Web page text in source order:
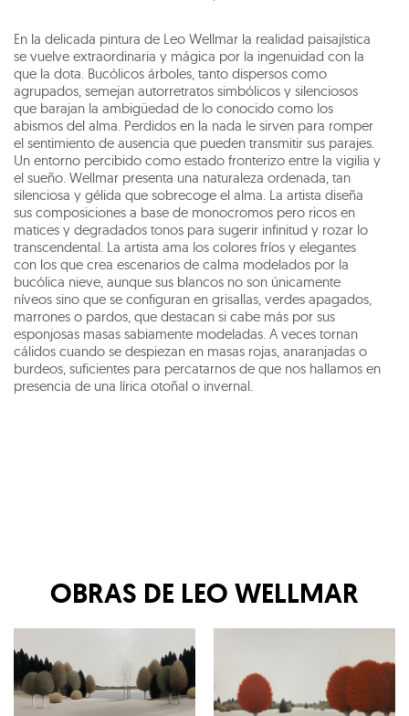
En la delicada pintura de Leo Wellmar la realidad paisajística
se vuelve extraordinaria y mágica por la ingenuidad con la
que la dota. Bucólicos árboles, tanto dispersos como
agrupados, semejan autorretratos simbólicos y silenciosos
que barajan la ambigüedad de lo conocido como los
abismos del alma. Perdidos en la nada le sirven para romper
el sentimiento de ausencia que pueden transmitir sus parajes.
Un entorno percibido como estado fronterizo entre la vigilia y
el sueño. Wellmar presenta una naturaleza ordenada, tan
silenciosa y gélida que sobrecoge el alma. La artista diseña
sus composiciones a base de monocromos pero ricos en
matices y degradados tonos para sugerir infinitud y rozar lo
transcendental. La artista ama los colores fríos y elegantes
con los que crea escenarios de calma modelados por la
bucólica nieve, aunque sus blancos no son únicamente
níveos sino que se configuran en grisallas, verdes apagados,
marrones o pardos, que destacan si cabe más por sus
esponjosas masas sabiamente modeladas. A veces tornan
cálidos cuando se despiezan en masas rojas, anaranjadas o
burdeos, suficientes para percatarnos de que nos hallamos en
presencia de una lírica otoñal o invernal.
OBRAS DE LEO WELLMAR